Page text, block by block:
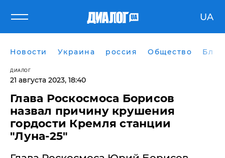
UA
Новости Украина россия Общество
ДИАЛОГ
21 августа 2023, 18:40
Глава Роскосмоса Борисов
назвал причину крушения
гордости Кремля станции
"Луна-25"